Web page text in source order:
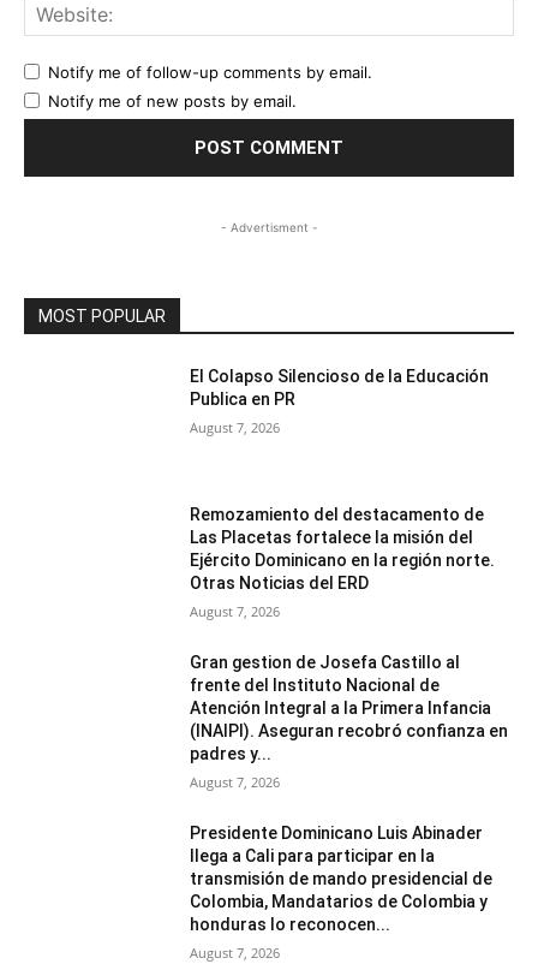
Notify me of follow-up comments by email.
Notify me of new posts by email.
- Advertisment -
MOST POPULAR
El Colapso Silencioso de la Educación
Publica en PR
August 7, 2026
Remozamiento del destacamento de
Las Placetas fortalece la misión del
Ejército Dominicano en la región norte.
Otras Noticias del ERD
August 7, 2026
Gran gestion de Josefa Castillo al
frente del Instituto Nacional de
Atención Integral a la Primera Infancia
(INAIPI). Aseguran recobró confianza en
padres y...
August 7, 2026
Presidente Dominicano Luis Abinader
llega a Cali para participar en la
transmisión de mando presidencial de
Colombia, Mandatarios de Colombia y
honduras lo reconocen...
August 7, 2026